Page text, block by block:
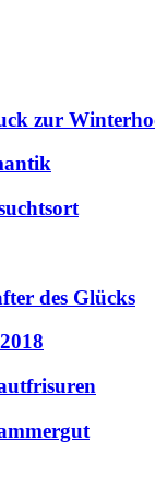
zur
des Glücks